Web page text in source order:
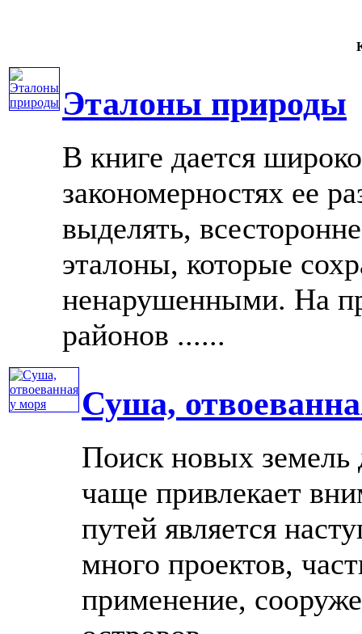
Эталоны природы
В книге дается
закономерностях ее
выделять,
эталоны, которые
ненарушенными. На
районов ......
Суша,
Поиск новых земель
чаще привлекает
путей является
много проектов,
применение,